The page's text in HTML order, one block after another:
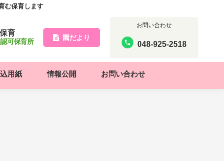
む保育します
育
可保育所
園だより
お問い合わせ
048-925-2518
用紙 情報公開 お問い合わせ